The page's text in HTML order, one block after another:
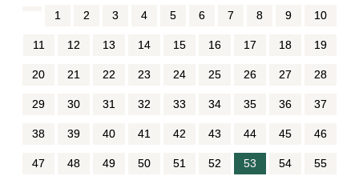
1 2 3 4 5 6 7 8 9 10
11 12 13 14 15 16 17 18 19
20 21 22 23 24 25 26 27 28
29 30 31 32 33 34 35 36 37
38 39 40 41 42 43 44 45 46
47 48 49 50 51 52 53 54 55